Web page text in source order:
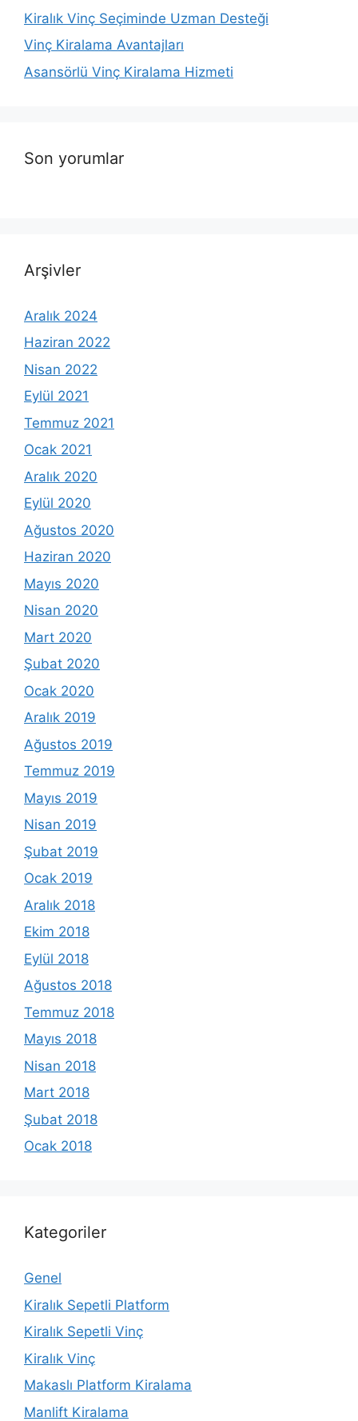
Kiralık Vinç Seçiminde Uzman Desteği
Vinç Kiralama Avantajları
Asansörlü Vinç Kiralama Hizmeti
Son yorumlar
Arşivler
Aralık 2024
Haziran 2022
Nisan 2022
Eylül 2021
Temmuz 2021
Ocak 2021
Aralık 2020
Eylül 2020
Ağustos 2020
Haziran 2020
Mayıs 2020
Nisan 2020
Mart 2020
Şubat 2020
Ocak 2020
Aralık 2019
Ağustos 2019
Temmuz 2019
Mayıs 2019
Nisan 2019
Şubat 2019
Ocak 2019
Aralık 2018
Ekim 2018
Eylül 2018
Ağustos 2018
Temmuz 2018
Mayıs 2018
Nisan 2018
Mart 2018
Şubat 2018
Ocak 2018
Kategoriler
Genel
Kiralık Sepetli Platform
Kiralık Sepetli Vinç
Kiralık Vinç
Makaslı Platform Kiralama
Manlift Kiralama